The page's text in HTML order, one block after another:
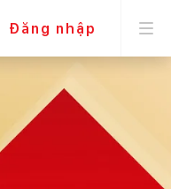
Đăng nhập